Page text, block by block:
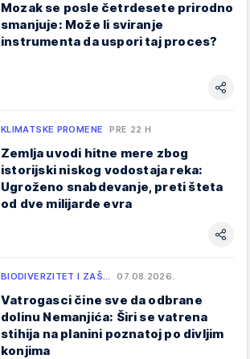
Mozak se posle četrdesete prirodno
smanjuje: Može li sviranje
instrumenta da uspori taj proces?
KLIMATSKE PROMENE PRE 22 H
Zemlja uvodi hitne mere zbog
istorijski niskog vodostaja reka:
Ugroženo snabdevanje, preti šteta
od dve milijarde evra
BIODIVERZITET I ZAŠ… 07.08.2026.
Vatrogasci čine sve da odbrane
dolinu Nemanjića: Širi se vatrena
stihija na planini poznatoj po divljim
konjima